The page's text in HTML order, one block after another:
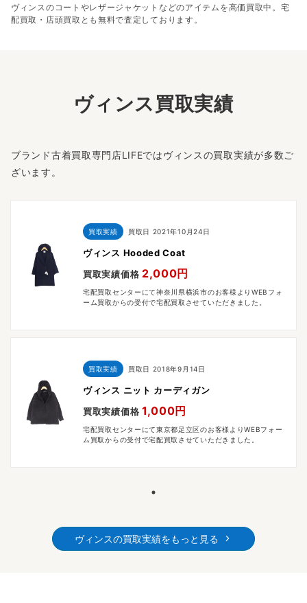
ヴィンスのコートやレザージャケットなどのアイテムを高価買取中。宅
配買取・店頭買取とも無料で査定しております。
ヴィンス買取実績
ブランド古着買取専門店LIFEではヴィンスの買取実績が多数ご
ざいます。
買取実績 買取日 2021年10月24日
ヴィンス Hooded Coat
買取実績価格 2,000円
宅配買取センターにて神奈川県横浜市のお客様よりWEBフォ
ーム買取からの受付で宅配買取させていただきました。
買取実績 買取日 2018年9月14日
ヴィンス ニット カーディガン
買取実績価格 1,000円
宅配買取センターにて東京都足立区のお客様よりWEBフォー
ム買取からの受付で宅配買取させていただきました。
ヴィンスの買取実績をもっと見る